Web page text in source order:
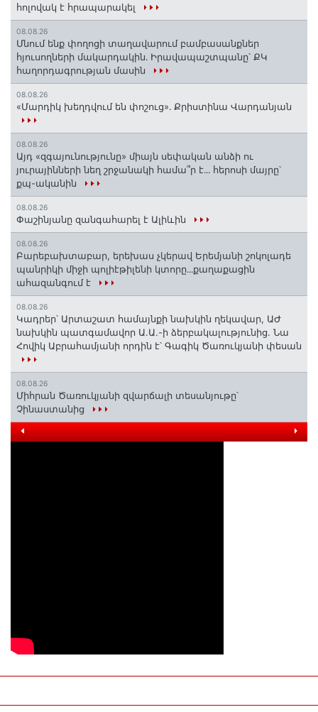
հոլովակ է հրապարակել
08.08.26
Մնում ենք փողոցի տաղավարում բամբասանքներ
հյուսողների մակարդակին․ Իրավապաշտպանը՝ ՔԿ
հաղորդագրության մասին
08.08.26
«Մարդիկ խեղդվում են փոշուց»․ Քրիստինա Վարդանյան
08.08.26
Այդ «զգայունությունը» միայն սեփական անձի ու
յուրայինների նեղ շրջանակի համա՞ր է․․․ հերոսի մայրը՝
քպ-ականին
08.08.26
Փաշինյանը զանգահարել է Ալիևին
08.08.26
Բարեբախտաբար, երեխաս չկերավ Երեմյանի շոկոլադե
պանրիկի միջի պոլիէթիլենի կտորը․․․քաղաքացին
ահազանգում է
08.08.26
Կադրեր՝ Արտաշատ համայնքի նախկին ղեկավար, ԱԺ
նախկին պատգամավոր Ա.Ա.-ի ձերբակալությունից. Նա
Հովիկ Աբրահամյանի որդին է՝ Գագիկ Ծառուկյանի փեսան
08.08.26
Միհրան Ծառուկյանի զվարճալի տեսանյութը՝
Չինաստանից